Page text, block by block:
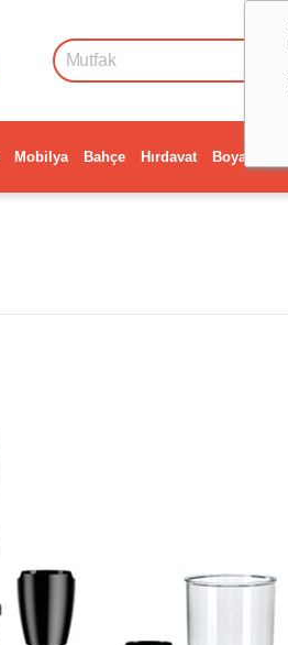
Mobilya Bahçe Hırdavat Boya